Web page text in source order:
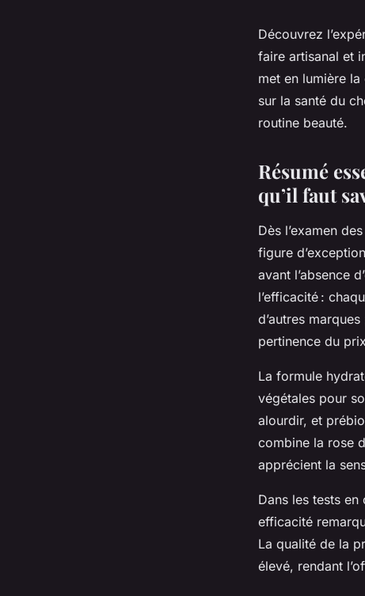
Découvrez
faire artisanal et
met en lumière
sur la santé du
routine beauté.
Résumé
qu’il faut
Dès l’examen
figure
avant l’absence
l’efficacité :
d’autres
pertinence du
La formule
végétales pour
alourdir, et
combine la rose
apprécient la
Dans les tests
efficacité
La qualité de la
élevé, rendant